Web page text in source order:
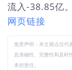
流入-38.85亿
网页链接
免责声明：本文观点仅代
息准确性、完整性和及时
承担责任。